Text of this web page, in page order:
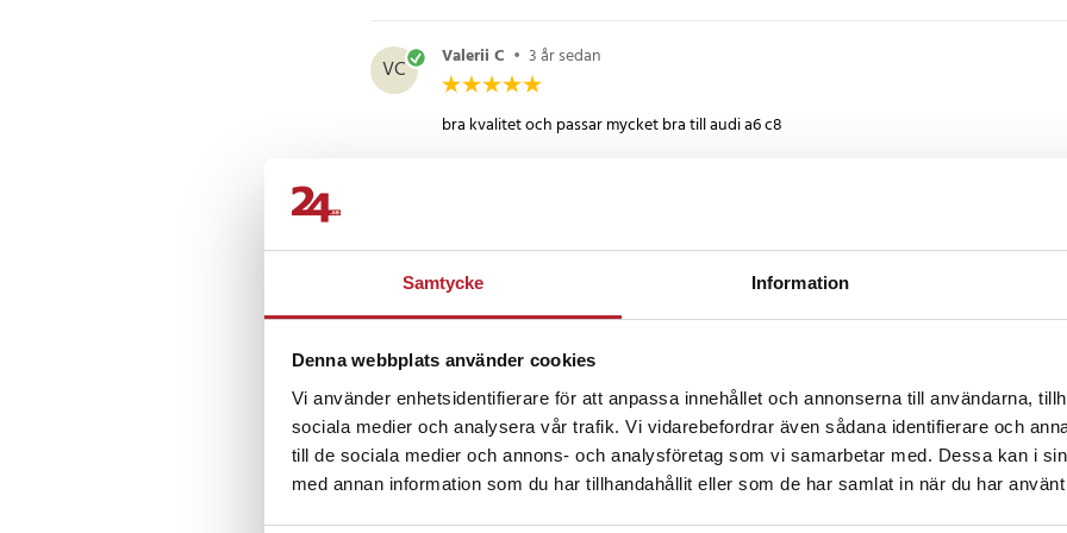
Samtycke Information
Denna webbplats använder cookies
Vi använder enhetsidentifierare för att anpassa innehållet och annonserna till användarna,
sociala medier och analysera vår trafik. Vi vidarebefordrar även sådana identifierare och
till de sociala medier och annons- och analysföretag som vi samarbetar med. Dessa kan i
med annan information som du har tillhandahållit eller som de har samlat in när du har
VC Valerii C • 3 år sedan
bra kvalitet och passar mycket bra till audi a6 c8
passar perfekt i lastbilen mycke nöjd och ett sjukt bra pris
ÅH
Passar perfekt i Caravellen